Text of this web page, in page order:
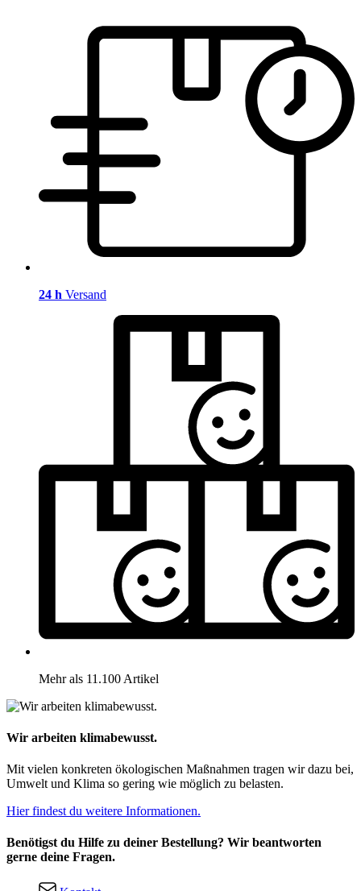
24 h Versand
Mehr als 11.100 Artikel
Wir arbeiten klimabewusst.
Mit vielen konkreten ökologischen Maßnahmen tragen wir dazu bei,
Umwelt und Klima so gering wie möglich zu belasten.
Hier findest du weitere Informationen.
Benötigst du Hilfe zu deiner Bestellung? Wir beantworten
gerne deine Fragen.